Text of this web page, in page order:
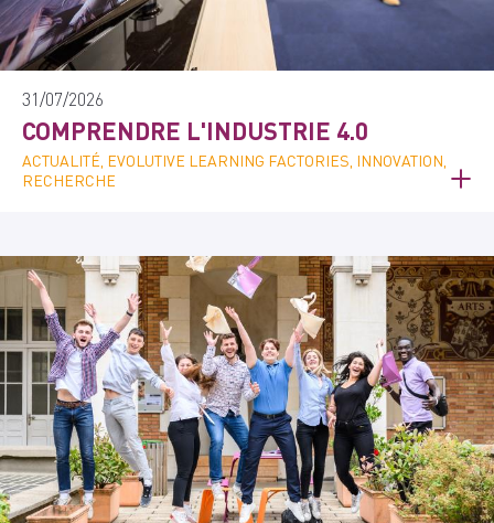
31/07/2026
COMPRENDRE L'INDUSTRIE 4.0
ACTUALITÉ, EVOLUTIVE LEARNING FACTORIES, INNOVATION,
RECHERCHE